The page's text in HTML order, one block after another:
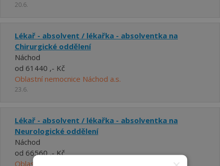
20.6.
Lékař - absolvent / lékařka - absolventka na
Chirurgické oddělení
Náchod
od 61440 ,- Kč
Oblastní nemocnice Náchod a.s.
23.6.
Lékař - absolvent / lékařka - absolventka na
Neurologické oddělení
Náchod
od 66560 ,- Kč
Oblastní nemocnice Náchod a.s.